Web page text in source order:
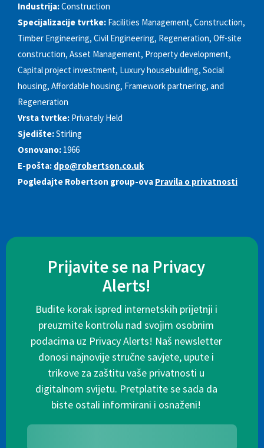
Industrija:Construction
Specijalizacije tvrtke: Facilities Management, Construction,
Timber Engineering, Civil Engineering, Regeneration, Off-site
construction, Asset Management, Property development,
Capital project investment, Luxury housebuilding, Social
housing, Affordable housing, Framework partnering, and
Regeneration
Vrsta tvrtke: Privately Held
Sjedište:Stirling
Osnovano: 1966
E-pošta: dpo@robertson.co.uk
Pogledajte Robertson group-ova Pravila o privatnosti
Prijavite se na Privacy
Alerts!
Budite korak ispred internetskih prijetnji i
preuzmite kontrolu nad svojim osobnim
podacima uz Privacy Alerts! Naš newsletter
donosi najnovije stručne savjete, upute i
trikove za zaštitu vaše privatnosti u
digitalnom svijetu. Pretplatite se sada da
biste ostali informirani i osnaženi!